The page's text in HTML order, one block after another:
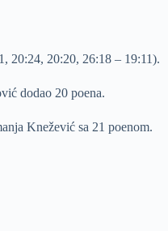
20:24, 20:20, 26:18 – 19:11).
dodao 20 poena.
Knežević sa 21 poenom.